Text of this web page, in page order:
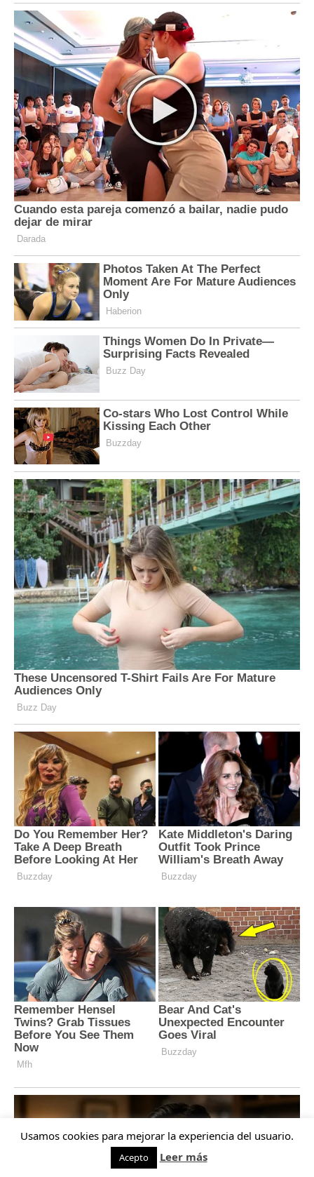
Usamos cookies para mejorar la experiencia del usuario.
Acepto Leer más